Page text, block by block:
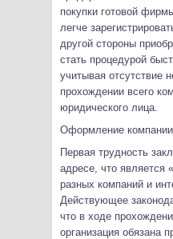
покупки готовой
легче
другой стороны
стать процедурой
учитывая отсутствие
прохождении всего
юридического лица.
Оформление компании
Первая трудность
адресе, что является
разных компаний и
Действующее
что в ходе
организация обязана